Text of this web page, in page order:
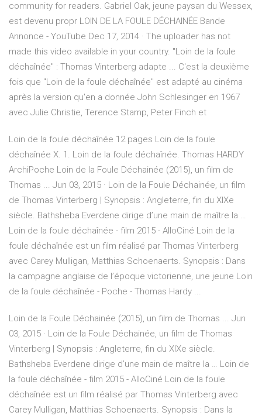
community for readers. Gabriel Oak, jeune paysan du Wessex,
est devenu propr LOIN DE LA FOULE DÉCHAINÉE Bande
Annonce - YouTube Dec 17, 2014 · The uploader has not
made this video available in your country. "Loin de la foule
déchaînée" : Thomas Vinterberg adapte ... C'est la deuxième
fois que "Loin de la foule déchaînée" est adapté au cinéma
après la version qu'en a donnée John Schlesinger en 1967
avec Julie Christie, Terence Stamp, Peter Finch et
Loin de la foule déchaînée 12 pages Loin de la foule
déchaînée X. 1. Loin de la foule déchaînée. Thomas HARDY
ArchiPoche Loin de la Foule Déchainée (2015), un film de
Thomas ... Jun 03, 2015 · Loin de la Foule Déchainée, un film
de Thomas Vinterberg | Synopsis : Angleterre, fin du XIXe
siècle. Bathsheba Everdene dirige d’une main de maître la …
Loin de la foule déchaînée - film 2015 - AlloCiné Loin de la
foule déchaînée est un film réalisé par Thomas Vinterberg
avec Carey Mulligan, Matthias Schoenaerts. Synopsis : Dans
la campagne anglaise de l’époque victorienne, une jeune Loin
de la foule déchaînée - Poche - Thomas Hardy ...
Loin de la Foule Déchainée (2015), un film de Thomas ... Jun
03, 2015 · Loin de la Foule Déchainée, un film de Thomas
Vinterberg | Synopsis : Angleterre, fin du XIXe siècle.
Bathsheba Everdene dirige d’une main de maître la … Loin de
la foule déchaînée - film 2015 - AlloCiné Loin de la foule
déchaînée est un film réalisé par Thomas Vinterberg avec
Carey Mulligan, Matthias Schoenaerts. Synopsis : Dans la